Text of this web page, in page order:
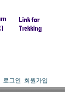
로그인 회원가입